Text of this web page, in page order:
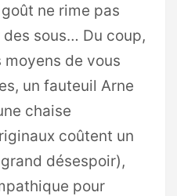
ne rime pas
sous… Du coup,
moyens de vous
un fauteuil Arne
chaise
coûtent un
désespoir),
pour